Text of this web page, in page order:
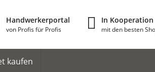
Handwerkerportal
von Profis für Profis
In Kooperation
mit den besten
kaufen